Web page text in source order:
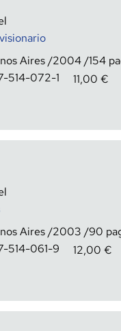
Aires 2004 154
514-072-1 11,00 €
Aires 2003 90
514-061-9 12,00 €